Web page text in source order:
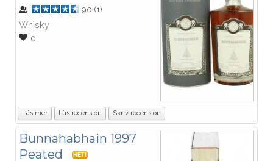
90 (1)
Whisky
0
Läs mer Läs recension Skriv recension
Bunnahabhain 1997
Peated
HET!